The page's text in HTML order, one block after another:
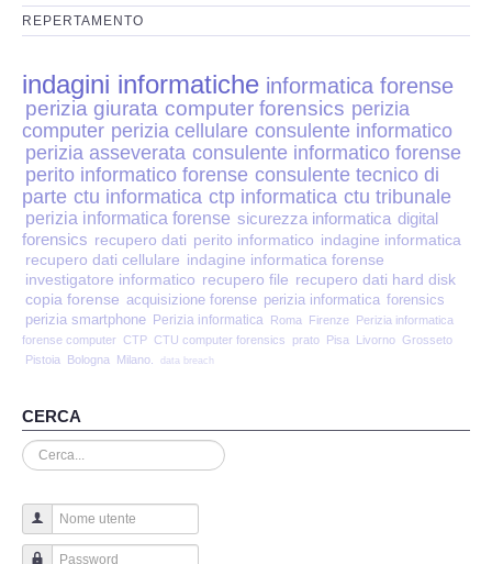
Perizia Disp. Elettronici
Perizia Stalking
Perizia Cyber Bullismo
Incarichi CTU e CTP
Perizia Centralini PBX e VOIP
Perizia Estimo
Perizia Documento informatico
Perizia Cloud
Perizia E-mail
Perizia Truffa Banca e Online
REPERTAMENTO
indagini informatiche informatica forense
perizia giurata computer forensics perizia
computer perizia cellulare consulente informatico
perizia asseverata consulente informatico forense
perito informatico forense consulente tecnico di
parte ctu informatica ctp informatica ctu tribunale
perizia informatica forense sicurezza informatica digital
forensics recupero dati perito informatico indagine informatica
recupero dati cellulare indagine informatica forense
investigatore informatico recupero file recupero dati hard disk
copia forense acquisizione forense perizia informatica forensics
perizia smartphone Perizia informatica Roma Firenze Perizia informatica
forense computer CTP CTU computer forensics prato Pisa Livorno Grosseto
Pistoia
Bologna Milano. data breach
CERCA
Cerca...
Nome utente